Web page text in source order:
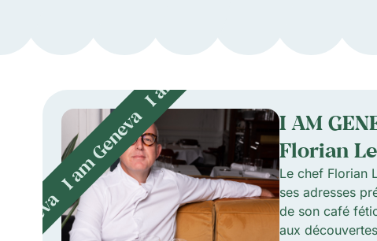
I AM
Florian
Le chef Florian
ses adresses
de son café
aux